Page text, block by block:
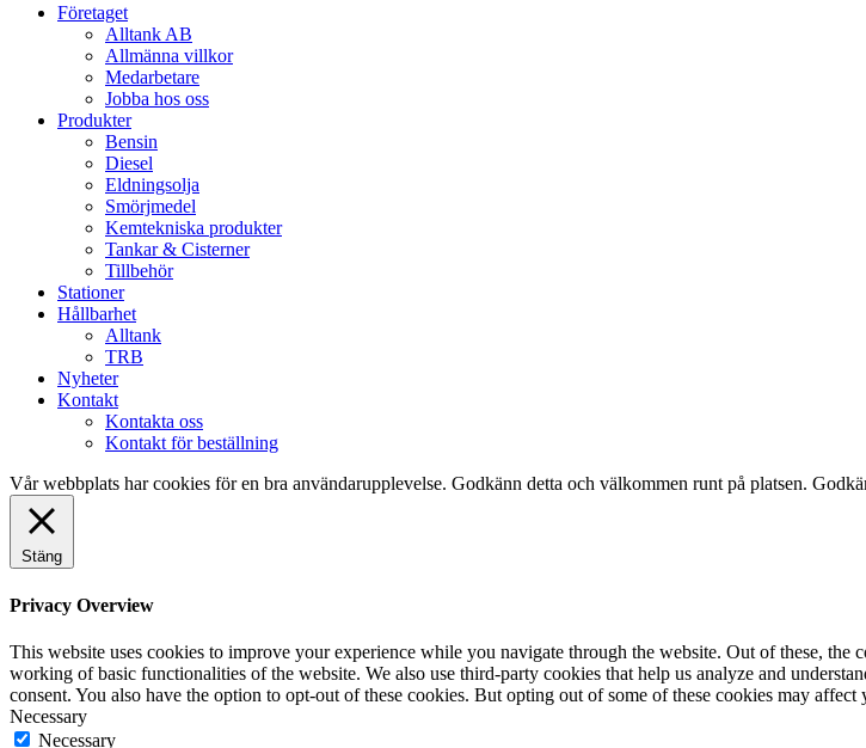
Close
Företaget
Alltank AB
Allmänna villkor
Medarbetare
Jobba hos oss
Produkter
Bensin
Diesel
Eldningsolja
Smörjmedel
Kemtekniska produkter
Tankar & Cisterner
Tillbehör
Stationer
Hållbarhet
Alltank
TRB
Nyheter
Kontakt
Kontakta oss
Kontakt för beställning
Vår webbplats har cookies för en bra användarupplevelse. Godkänn detta och välkommen runt på platsen.
Stäng
Privacy Overview
This website uses cookies to improve your experience while you navigate through the website. Out of these, the
working of basic functionalities of the website. We also use third-party cookies that help us analyze and
consent. You also have the option to opt-out of these cookies. But opting out of some of these cookies may affect
Necessary
Necessary